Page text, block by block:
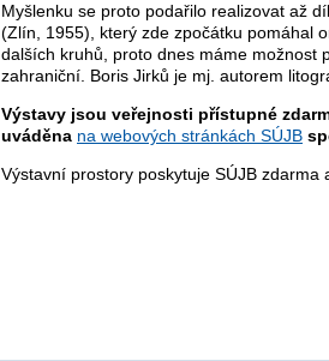
Myšlenku se proto podařilo realizovat až
(Zlín, 1955), který zde zpočátku pomáhal
dalších kruhů, proto dnes máme možnost
zahraniční. Boris Jirků je mj. autorem
Výstavy jsou veřejnosti přístupné
uváděna na webových stránkách SÚJB
Výstavní prostory poskytuje SÚJB